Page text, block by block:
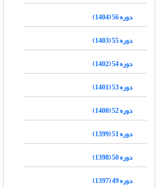
دوره 56 (1404)
دوره 55 (1403)
دوره 54 (1402)
دوره 53 (1401)
دوره 52 (1400)
دوره 51 (1399)
دوره 50 (1398)
دوره 49 (1397)